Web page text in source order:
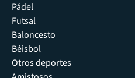
Pádel
Futsal
Baloncesto
Béisbol
Otros deportes